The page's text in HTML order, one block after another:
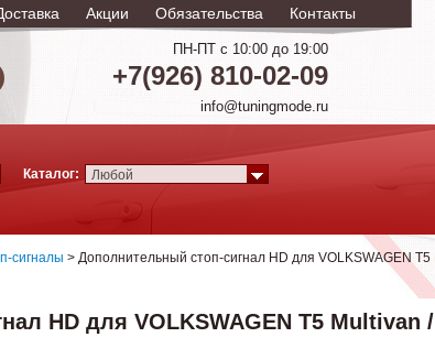
ПН-ПТ с 10:00 до 19:00
+7(926) 810-02-09
info@tuningmode.ru
Акции Обязательства Контакты
Каталог: Любой
сигналы > Дополнительный стоп-сигнал HD для VOLKSWAGEN
HD для VOLKSWAGEN T5 Multivan